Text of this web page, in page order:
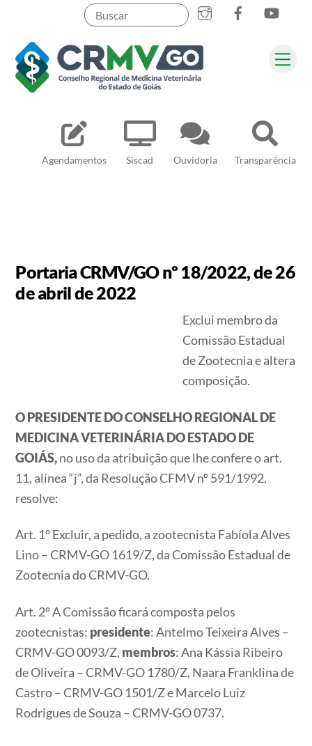
content
Agendamentos Siscad Ouvidoria Transparência
Pesquisar
Portaria CRMV/GO nº 18/2022, de 26
de abril de 2022
Exclui membro da
Comissão Estadual
de Zootecnia e altera
composição.
O PRESIDENTE DO CONSELHO REGIONAL DE
MEDICINA VETERINÁRIA DO ESTADO DE
GOIÁS,no uso da atribuição que lhe confere o art.
11, alínea “j”, da Resolução CFMV nº 591/1992,
resolve:
Art. 1º Excluir, a pedido, a zootecnista Fabíola Alves
Lino – CRMV-GO 1619/Z, da Comissão Estadual de
Zootecnia do CRMV-GO.
Art. 2º A Comissão ficará composta pelos
zootecnistas: presidente: Antelmo Teixeira Alves –
CRMV-GO 0093/Z, membros: Ana Kássia Ribeiro
de Oliveira – CRMV-GO 1780/Z, Naara Franklina de
Castro – CRMV-GO 1501/Z e Marcelo Luiz
Rodrigues de Souza – CRMV-GO 0737.